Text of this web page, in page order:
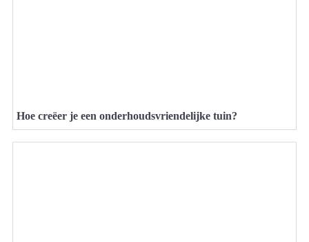
Hoe creëer je een onderhoudsvriendelijke tuin?